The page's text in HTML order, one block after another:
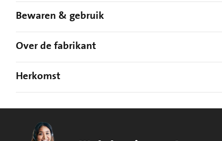
Bewaren & gebruik
Over de fabrikant
Herkomst